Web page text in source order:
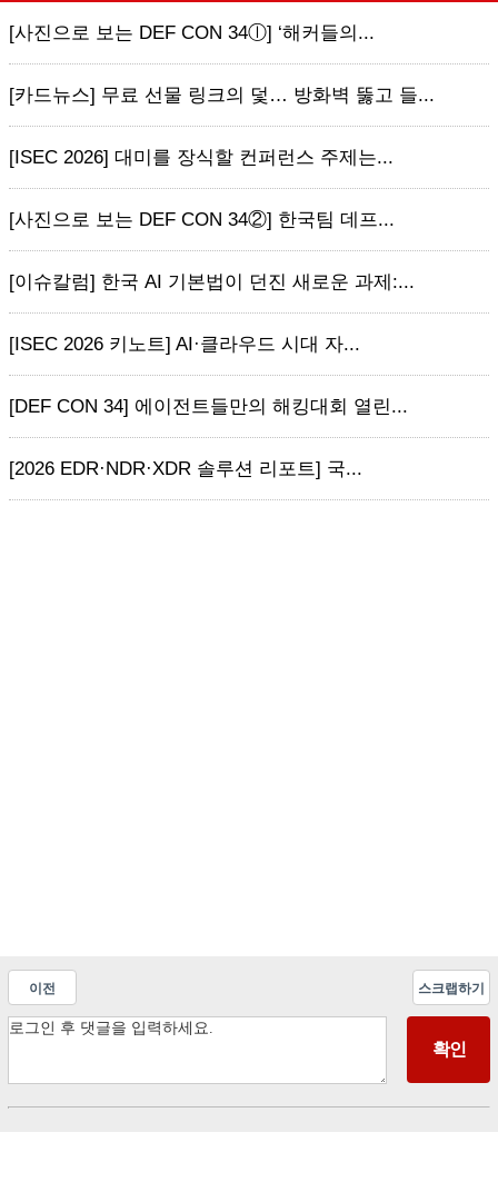
[사진으로 보는 DEF CON 34ⓛ] ‘해커들의...
[카드뉴스] 무료 선물 링크의 덫… 방화벽 뚫고 들...
[ISEC 2026] 대미를 장식할 컨퍼런스 주제는...
[사진으로 보는 DEF CON 34②] 한국팀 데프...
[이슈칼럼] 한국 AI 기본법이 던진 새로운 과제:...
[ISEC 2026 키노트] AI·클라우드 시대 자...
[DEF CON 34] 에이전트들만의 해킹대회 열린...
[2026 EDR·NDR·XDR 솔루션 리포트] 국...
이전 스크랩하기